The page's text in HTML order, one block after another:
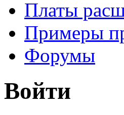
Платы
Примеры
Форумы
Войти